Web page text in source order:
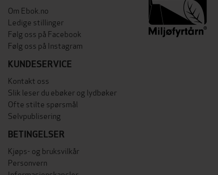
Om Ebok.no
Ledige stillinger
Følg oss på Facebook
Følg oss på Instagram
KUNDESERVICE
Kontakt oss
Slik leser du ebøker og lydbøker
Ofte stilte spørsmål
Selvpublisering
BETINGELSER
Kjøps- og bruksvilkår
Personvern